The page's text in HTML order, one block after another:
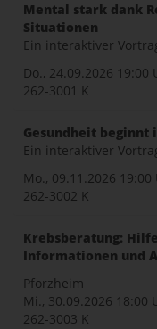
Mental stark dank
Situationen
Ein interaktiver
Do., 24.09.2026 19:00
262-3001 K
Gesundheit beginnt
Ein interaktiver
Mo., 09.11.2026 19:00
262-3002 K
Krebsberatung:
Informationen und
Pforzheim
Mi., 30.09.2026 18:00
262-3003 K